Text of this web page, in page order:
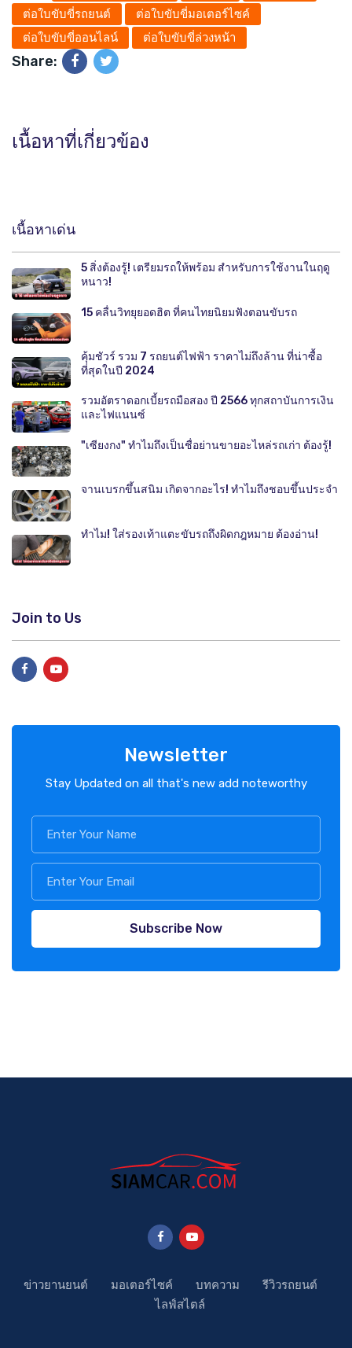
ต่อใบขับขี่รถยนต์
ต่อใบขับขี่มอเตอร์ไซค์
ต่อใบขับขี่ออนไลน์
ต่อใบขับขี่ล่วงหน้า
Share:
เนื้อหาที่เกี่ยวข้อง
เนื้อหาเด่น
5 สิ่งต้องรู้! เตรียมรถให้พร้อม สำหรับการใช้งานในฤดู
หนาว!
15 คลื่นวิทยุยอดฮิต ที่คนไทยนิยมฟังตอนขับรถ
คุ้มชัวร์ รวม 7 รถยนต์ไฟฟ้า ราคาไม่ถึงล้าน ที่น่าซื้อ
ที่สุดในปี 2024
รวมอัตราดอกเบี้ยรถมือสอง ปี 2566 ทุกสถาบันการเงิน
และไฟแนนซ์
"เซียงกง" ทำไมถึงเป็นชื่อย่านขายอะไหล่รถเก่า ต้องรู้!
จานเบรกขึ้นสนิม เกิดจากอะไร! ทำไมถึงชอบขึ้นประจำ
ทำไม! ใส่รองเท้าแตะขับรถถึงผิดกฎหมาย ต้องอ่าน!
Join to Us
Newsletter
Stay Updated on all that's new add noteworthy
Subscribe Now
ข่าวยานยนต์ มอเตอร์ไซค์ บทความ
รีวิวรถยนต์
ไลฟ์สไตล์